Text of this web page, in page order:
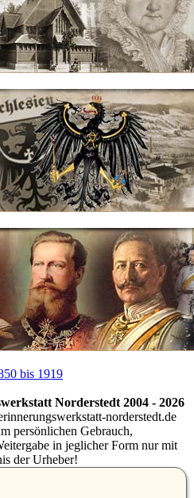
bis 1919
Norderstedt 2004 - 2026
norderstedt.de
persönlichen Gebrauch,
in jeglicher Form nur mit
der Urheber!